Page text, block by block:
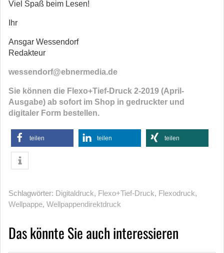
Viel Spaß beim Lesen!
Ihr
Ansgar Wessendorf
Redakteur
wessendorf@ebnermedia.de
Sie können die Flexo+Tief-Druck 2-2019 (April-
Ausgabe) ab sofort im Shop in gedruckter und
digitaler Form bestellen.
teilen teilen teilen
Schlagwörter: Digitaldruck, Flexo+Tief-Druck, Flexodruck,
Wellpappe, Wellpappendirektdruck
Das könnte Sie auch interessieren